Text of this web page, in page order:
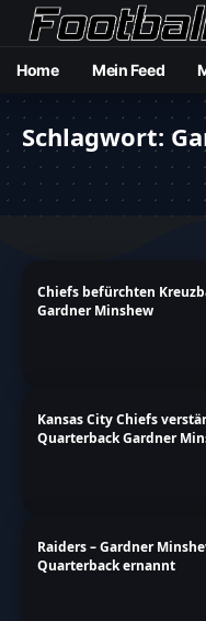
Home Mein Feed
Schlagwort:
Chiefs befürchten
Gardner Minshew
Kansas City Chiefs
Quarterback Gardner
Raiders – Gardner
Quarterback ernannt